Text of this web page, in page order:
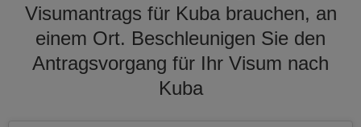
Visumantrags für Kuba brauchen, an
einem Ort. Beschleunigen Sie den
Antragsvorgang für Ihr Visum nach
Kuba